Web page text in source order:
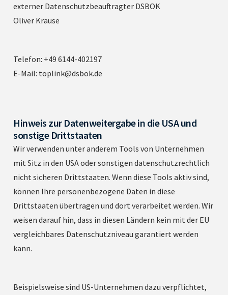
externer Datenschutzbeauftragter DSBOK
Oliver Krause
Telefon: +49 6144-402197
E-Mail: toplink@dsbok.de
Hinweis zur Datenweitergabe in die USA und
sonstige Drittstaaten
Wir verwenden unter anderem Tools von Unternehmen
mit Sitz in den USA oder sonstigen datenschutzrechtlich
nicht sicheren Drittstaaten. Wenn diese Tools aktiv sind,
können Ihre personenbezogene Daten in diese
Drittstaaten übertragen und dort verarbeitet werden. Wir
weisen darauf hin, dass in diesen Ländern kein mit der EU
vergleichbares Datenschutzniveau garantiert werden
kann.
Beispielsweise sind US-Unternehmen dazu verpflichtet,